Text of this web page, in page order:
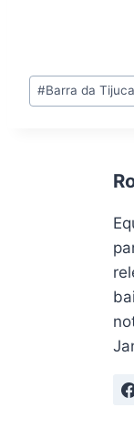
Tags
do
#Barra da Tijuca